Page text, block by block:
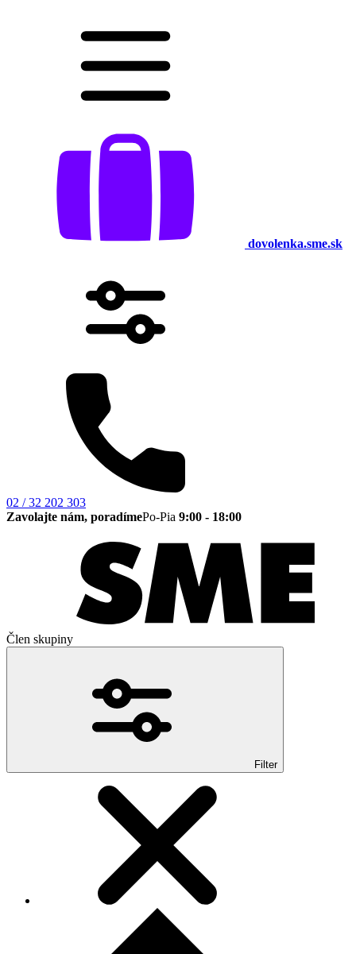
dovolenka.sme.sk
02 / 32 202 303
Zavolajte nám, poradímePo-Pia 9:00 - 18:00
Člen skupiny
Filter